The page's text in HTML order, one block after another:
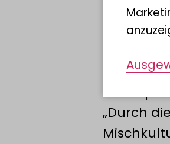
der
auf. So
„Durch